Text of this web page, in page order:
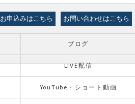
お申込みはこちら お問い合わせはこちら
ブログ
LIVE配信
YouTube・ショート動画